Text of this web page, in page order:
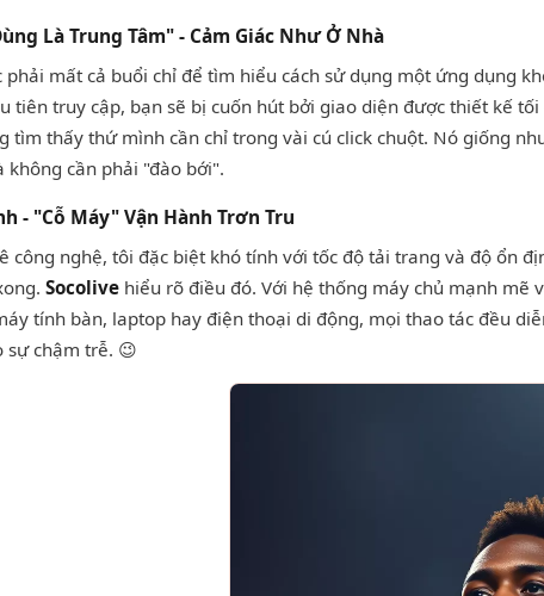
Là Trung Tâm" - Cảm Giác Như Ở Nhà
phải mất cả buổi chỉ để tìm hiểu cách sử dụng một ứng dụng
tiên truy cập, bạn sẽ bị cuốn hút bởi giao diện được thiết kế
tìm thấy thứ mình cần chỉ trong vài cú click chuột. Nó giống
không cần phải "đào bới".
- "Cỗ Máy" Vận Hành Trơn Tru
công nghệ, tôi đặc biệt khó tính với tốc độ tải trang và độ ổn
Socolive hiểu rõ điều đó. Với hệ thống máy chủ mạnh
tính bàn, laptop hay điện thoại di động, mọi thao tác đều
sự chậm trễ. 😉